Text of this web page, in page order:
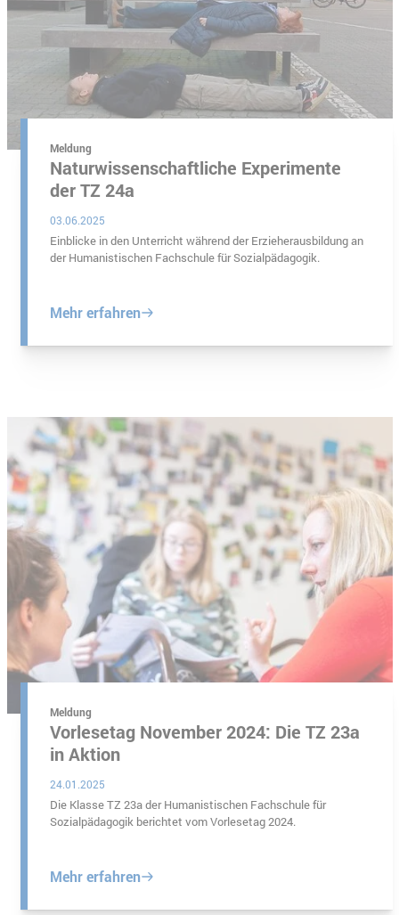
Meldung
Naturwissenschaftliche Experimente
der TZ 24a
03.06.2025
Einblicke in den Unterricht während der Erzieherausbildung an
der Humanistischen Fachschule für Sozialpädagogik.
Mehr erfahren
Meldung
Vorlesetag November 2024: Die TZ 23a
in Aktion
24.01.2025
Die Klasse TZ 23a der Humanistischen Fachschule für
Sozialpädagogik berichtet vom Vorlesetag 2024.
Mehr erfahren